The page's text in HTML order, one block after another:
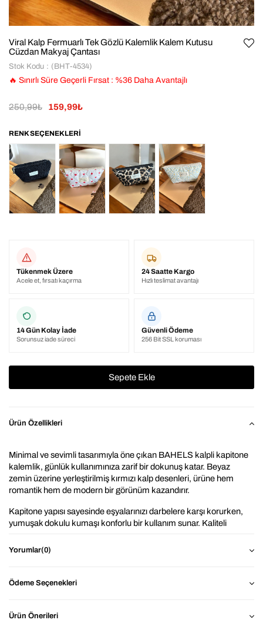
Viral Kalp Fermuarlı Tek Gözlü Kalemlik Kalem Kutusu
Cüzdan Makyaj Çantası
Stok Kodu (BHT-4534)
🔥 Sınırlı Süre Geçerli Fırsat : %36 Daha Avantajlı
250,99₺ 159,99₺
Tükenmek Üzere
Acele et, fırsatı kaçırma
24 Saatte Kargo
Hızlı teslimat avantajı
14 Gün Kolay İade
Sorunsuz iade süreci
Güvenli Ödeme
256 Bit SSL koruması
Ürün Özellikleri
Minimal ve sevimli tasarımıyla öne çıkan BAHELS kalpli kapitone
kalemlik, günlük kullanımınıza zarif bir dokunuş katar. Beyaz
zemin üzerine yerleştirilmiş kırmızı kalp desenleri, ürüne hem
romantik hem de modern bir görünüm kazandırır.
Kapitone yapısı sayesinde eşyalarınızı darbelere karşı korurken,
yumuşak dokulu kumaşı konforlu bir kullanım sunar. Kaliteli
saklamanıza yardımcı olur. Okulda, ofiste veya çantanızda
⭐ Neden Kalp Kalem Kutusu Kalem Çantası?
Dayanıklı Kumaş:
Yorumlar(0)
Ödeme Seçenekleri
Ürün Önerileri